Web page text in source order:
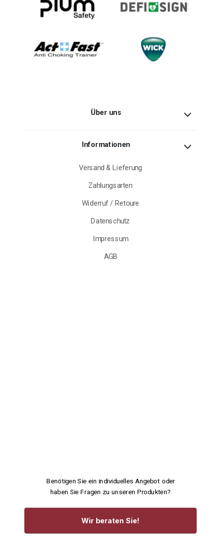
Über uns
Informationen
Versand & Lieferung
Zahlungsarten
Widerruf / Retoure
Datenschutz
Impressum
AGB
Benötigen Sie ein individuelles Angebot oder
haben Sie Fragen zu unseren Produkten?
Wir beraten Sie!